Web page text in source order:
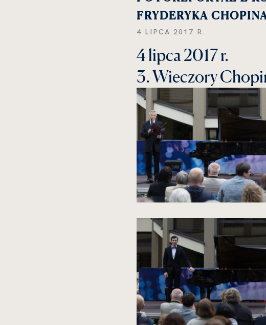
FRYDERYKA
4 LIPCA 2017 R.
4 lipca 2017 r.
3. Wieczory
spowoduje
powiększenie
zdjęcia
do
rozmiarów
oryginalnych